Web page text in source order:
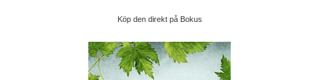
Köp den direkt på Bokus